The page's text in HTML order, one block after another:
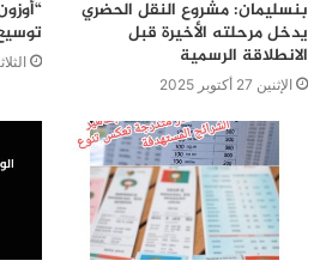
بنسليمان: مشروع النقل الحضري
يدخل مرحلته الأخيرة قبل
الانطلاقة الرسمية
الإثنين 27 أكتوبر 2025
الثلاثاء 14